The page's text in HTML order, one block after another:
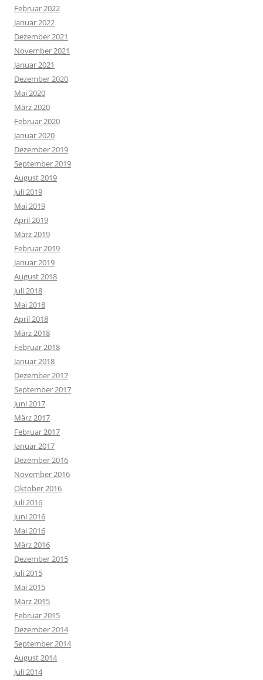
Februar 2022
Januar 2022
Dezember 2021
November 2021
Januar 2021
Dezember 2020
Mai 2020
März 2020
Februar 2020
Januar 2020
Dezember 2019
September 2019
August 2019
Juli 2019
Mai 2019
April 2019
März 2019
Februar 2019
Januar 2019
August 2018
Juli 2018
Mai 2018
April 2018
März 2018
Februar 2018
Januar 2018
Dezember 2017
September 2017
Juni 2017
März 2017
Februar 2017
Januar 2017
Dezember 2016
November 2016
Oktober 2016
Juli 2016
Juni 2016
Mai 2016
März 2016
Dezember 2015
Juli 2015
Mai 2015
März 2015
Februar 2015
Dezember 2014
September 2014
August 2014
Juli 2014